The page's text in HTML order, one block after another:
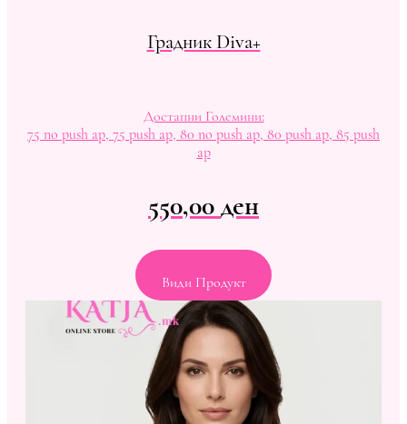
Градник Diva+
Достапни Големини:
75 no push ap, 75 push ap, 80 no push ap, 80 push ap, 85 push
ap
550,00ден
Види Продукт